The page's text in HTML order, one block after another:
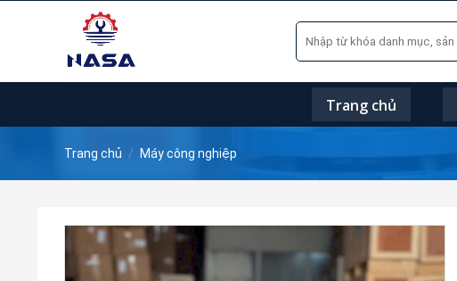
Tìm
kiếm:
Trang chủ
Trang chủ / Máy công nghiệp